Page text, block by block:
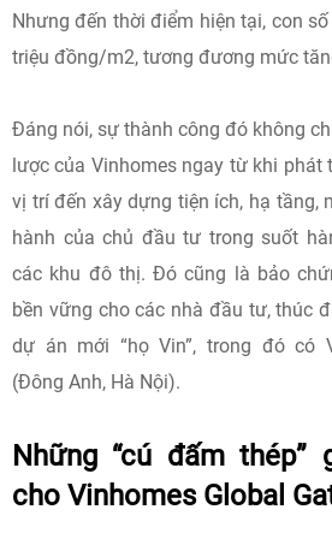
Nhưng đến thời điểm hiện tại, con
triệu đồng/m2, tương đương mức
Đáng nói, sự thành công đó không
lược của Vinhomes ngay từ khi phát
vị trí đến xây dựng tiện ích, hạ tầng,
hành của chủ đầu tư trong suốt
các khu đô thị. Đó cũng là bảo
bền vững cho các nhà đầu tư, thúc
dự án mới “họ Vin”, trong đó có
(Đông Anh, Hà Nội).
Những “cú đấm
cho Vinhomes Global